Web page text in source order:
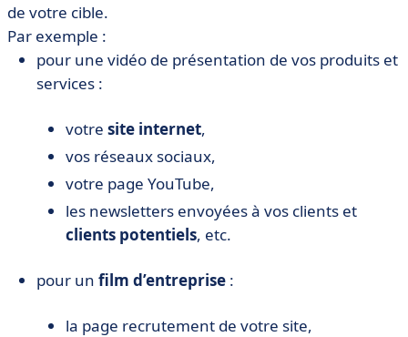
de votre cible.
Par exemple :
pour une vidéo de présentation de vos produits et
services :
votre site internet,
vos réseaux sociaux,
votre page YouTube,
les newsletters envoyées à vos clients et
clients potentiels, etc.
pour un film d’entreprise :
la page recrutement de votre site,